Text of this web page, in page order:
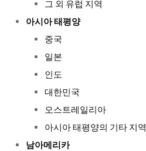
그 외 유럽 지역
아시아 태평양
중국
일본
인도
대한민국
오스트레일리아
아시아 태평양의 기타 지역
남아메리카